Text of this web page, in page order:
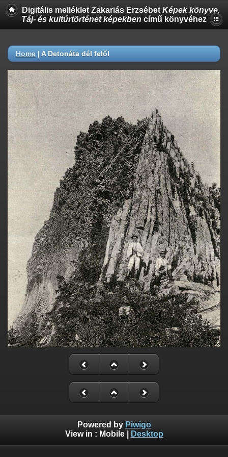
Digitális melléklet Zakariás Erzsébet Képek könyve.
Táj- és kultúrtörténet képekben című könyvéhez
Home | A Detonáta dél felől
Powered by Piwigo
View in : Mobile| Desktop